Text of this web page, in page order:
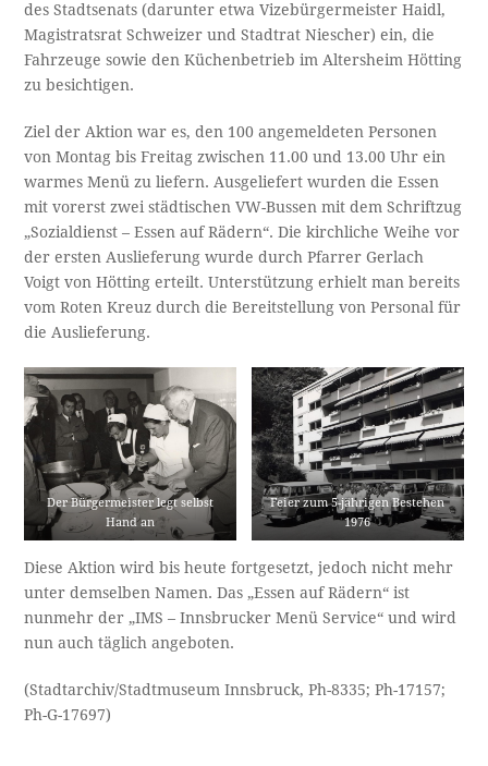
des Stadtsenats (darunter etwa Vizebürgermeister Haidl,
Magistratsrat Schweizer und Stadtrat Niescher) ein, die
Fahrzeuge sowie den Küchenbetrieb im Altersheim Hötting
zu besichtigen.
Ziel der Aktion war es, den 100 angemeldeten Personen
von Montag bis Freitag zwischen 11.00 und 13.00 Uhr ein
warmes Menü zu liefern. Ausgeliefert wurden die Essen
mit vorerst zwei städtischen VW-Bussen mit dem Schriftzug
„Sozialdienst – Essen auf Rädern“. Die kirchliche Weihe vor
der ersten Auslieferung wurde durch Pfarrer Gerlach
Voigt von Hötting erteilt. Unterstützung erhielt man bereits
vom Roten Kreuz durch die Bereitstellung von Personal für
die Auslieferung.
Der Bürgermeister legt selbst
Hand an
Feier zum 5-jährigen Bestehen
1976
Diese Aktion wird bis heute fortgesetzt, jedoch nicht mehr
unter demselben Namen. Das „Essen auf Rädern“ ist
nunmehr der „IMS – Innsbrucker Menü Service“ und wird
nun auch täglich angeboten.
(Stadtarchiv/Stadtmuseum Innsbruck, Ph-8335; Ph-17157;
Ph-G-17697)